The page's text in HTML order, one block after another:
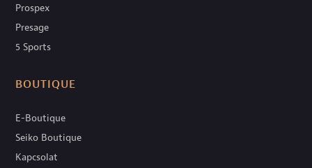
Prospex
Presage
5 Sports
BOUTIQUE
E-Boutique
Seiko Boutique
Kapcsolat